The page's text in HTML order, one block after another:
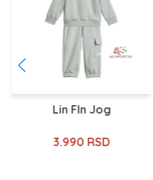
Lin Fln Jog
3.990 RSD